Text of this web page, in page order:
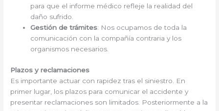
para que el informe médico refleje la realidad del
daño sufrido.
Gestión de trámites: Nos ocupamos de toda la
comunicación con la compañía contraria y los
organismos necesarios.
Plazos y reclamaciones
Es importante actuar con rapidez tras el siniestro. En
primer lugar, los plazos para comunicar el accidente y
presentar reclamaciones son limitados. Posteriormente a la